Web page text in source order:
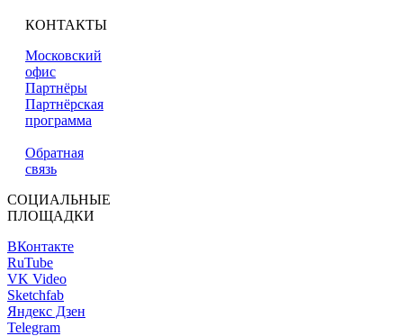
КОНТАКТЫ
Московский
офис
Партнёры
Партнёрская
программа
Обратная
связь
СОЦИАЛЬНЫЕ
ПЛОЩАДКИ
ВКонтакте
RuTube
VK Video
Sketchfab
Яндекс Дзен
Telegram